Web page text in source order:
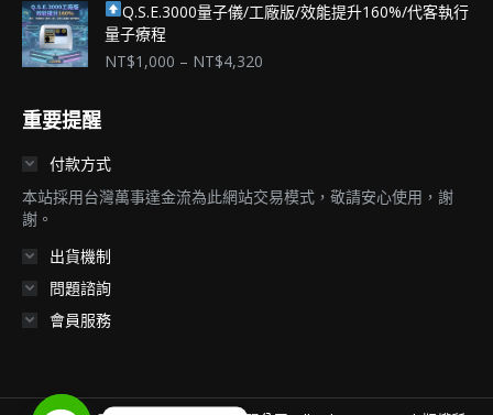
圍：
Q.S.E.3000量子儀/工廠版/效能提升160%/代客執行
量子療程
NT$1,000 – NT$4,320
NT$4,320
重要提醒
付款方式
本站採用台灣萬事達金流為此網站交易模式，敬請安心使用，謝
謝。
出貨機制
問題諮詢
會員服務